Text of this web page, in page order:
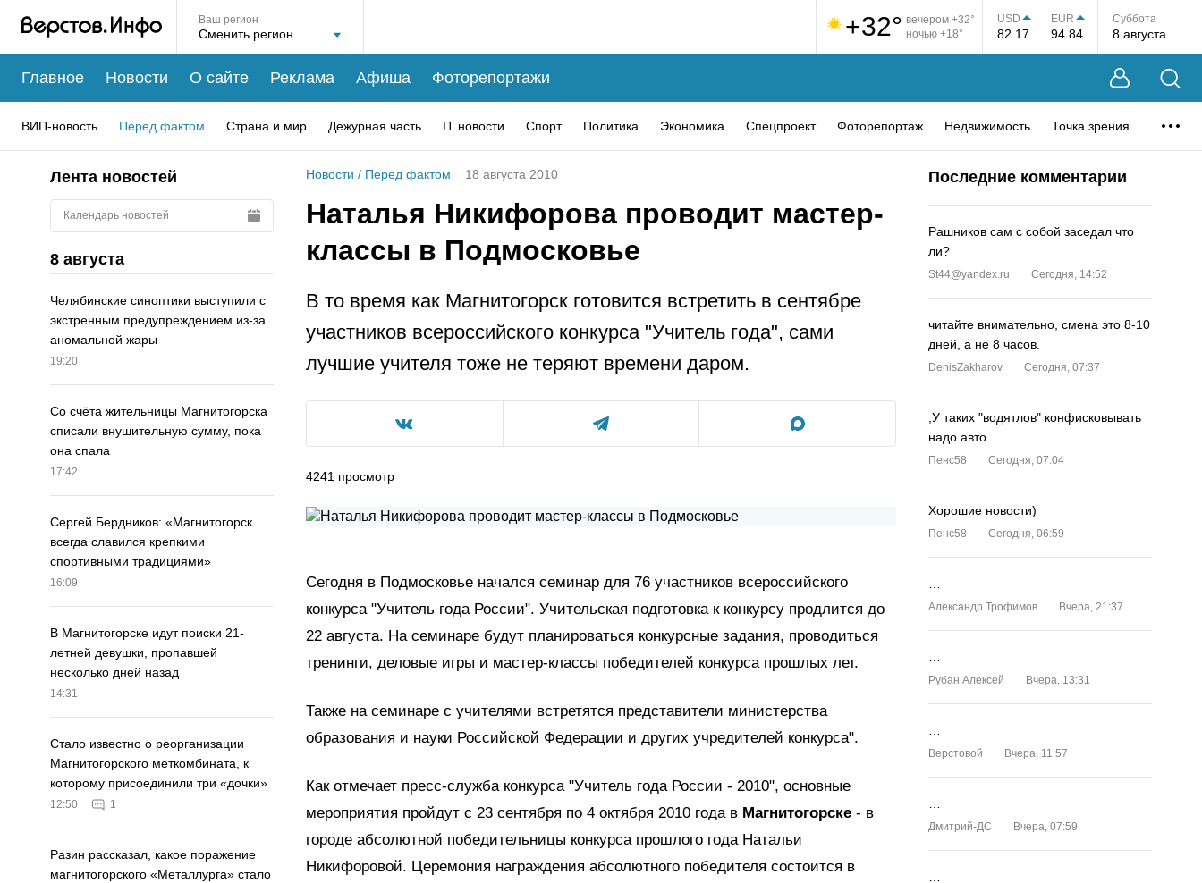
Ваш регион +32° вечером +32°
ночью +18°
USD
82.17
EUR
94.84
Суббота
8 августа
Главное Новости О сайте Реклама Афиша Фоторепортажи
ВИП-новость Перед фактом Страна и мир Дежурная часть IT новости Спорт Политика Экономика Спецпроект Фоторепортаж Недвижимость Точка зрения
Лента новостей
Календарь новостей
8 августа
Челябинские синоптики выступили с
экстренным предупреждением из-за
аномальной жары
19:20
Со счёта жительницы Магнитогорска
списали внушительную сумму, пока
она спала
17:42
Сергей Бердников: «Магнитогорск
всегда славился крепкими
спортивными традициями»
16:09
В Магнитогорске идут поиски 21-
летней девушки, пропавшей
несколько дней назад
14:31
Стало известно о реорганизации
Магнитогорского меткомбината, к
которому присоединили три «дочки»
12:50 1
Разин рассказал, какое поражение
магнитогорского «Металлурга» стало
Новости / Перед фактом 18 августа 2010
Наталья Никифорова проводит мастер-
классы в Подмосковье
В то время как Магнитогорск готовится встретить в сентябре
участников всероссийского конкурса "Учитель года", сами
лучшие учителя тоже не теряют времени даром.
4241 просмотр
Сегодня в Подмосковье начался семинар для 76 участников всероссийского
конкурса "Учитель года России". Учительская подготовка к конкурсу продлится до
22 августа. На семинаре будут планироваться конкурсные задания, проводиться
тренинги, деловые игры и мастер-классы победителей конкурса прошлых лет.
Также на семинаре с учителями встретятся представители министерства
образования и науки Российской Федерации и других учредителей конкурса".
Как отмечает пресс-служба конкурса "Учитель года России - 2010", основные
мероприятия пройдут с 23 сентября по 4 октября 2010 года в Магнитогорске - в
городе абсолютной победительницы конкурса прошлого года Натальи
Никифоровой. Церемония награждения абсолютного победителя состоится в
Последние комментарии
Рашников сам с собой заседал что
ли?
St44@yandex.ru Сегодня, 14:52
читайте внимательно, смена это 8-10
дней, а не 8 часов.
DenisZakharov Сегодня, 07:37
,У таких "водятлов" конфисковывать
надо авто
Пенс58 Сегодня, 07:04
Хорошие новости)
Пенс58 Сегодня, 06:59
Александр Трофимов Вчера, 21:37
Рубан Алексей Вчера, 13:31
Верстовой Вчера, 11:57
Дмитрий-ДС Вчера, 07:59